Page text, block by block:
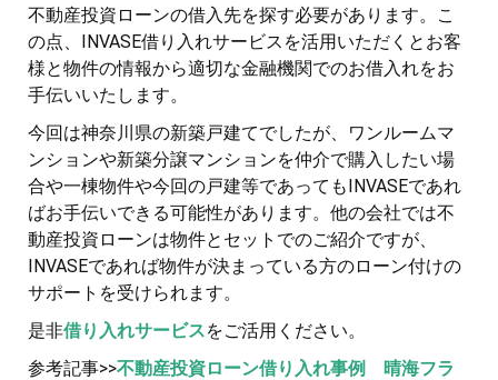
不動産投資ローンの借入先を探す必要があります。こ
の点、INVASE借り入れサービスを活用いただくとお客
様と物件の情報から適切な金融機関でのお借入れをお
手伝いいたします。
今回は神奈川県の新築戸建てでしたが、ワンルームマ
ンションや新築分譲マンションを仲介で購入したい場
合や一棟物件や今回の戸建等であってもINVASEであれ
ばお手伝いできる可能性があります。他の会社では不
動産投資ローンは物件とセットでのご紹介ですが、
INVASEであれば物件が決まっている方のローン付けの
サポートを受けられます。
是非借り入れサービスをご活用ください。
参考記事>>不動産投資ローン借り入れ事例 晴海フラ